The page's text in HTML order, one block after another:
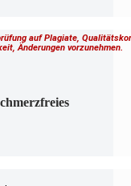
auf Plagiate,
Änderungen vorzunehmen.